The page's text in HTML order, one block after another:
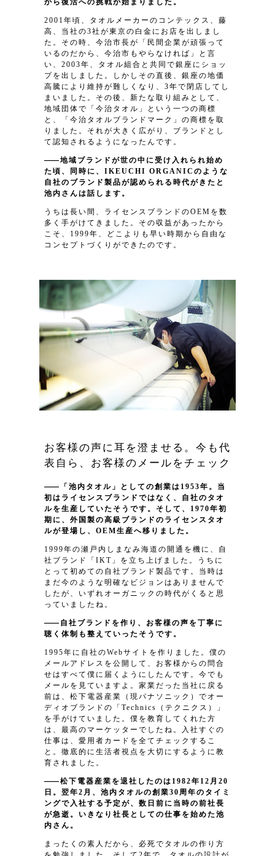
から復活への挑戦が始まりました。
2001年頃、タオルメーカーのコンテックス、藤
高、当社の3社が東京の白金にお店を出しまし
た。その時、今治市長が「民間企業が頑張って
いるのだから、今治市もやらなければ」と言
い、2003年、タオル組合と共同で銀座にショッ
プを出しました。しかしその直後、銀座の地価
高騰により維持が難しくなり、3年で閉店してし
まいました。その後、新たな取り組みとして、
地域団体で「今治タオル」という一つの商標
と、「今治タオルブランドマーク」の商標を取
りました。それが大きく広がり、ブランドとし
て認知されるようになったんです。
地域ブランドが世の中に受け入れられ始め
た頃、同時に、IKEUCHI ORGANICのような
自社のブランド製品が認められる時代がきたと
池内さんは話します。
うちは長い間、ライセンスブランドのOEMを数
多く手がけてきました。その収益があったから
こそ、1999年、どこよりも早い時期から自由な
コンセプトづくりができたのです。
お客様の声に耳を澄ませる。今も代
表自ら、お客様のメールをチェック
「池内タオル」としての創業は1953年。当
初はライセンスブランドではなく、自社のタオ
ルを生産していたそうです。そして、1970年初
期に、外国製の高級ブランドのライセンスタオ
ルが登場し、OEM生産へ移りました。
1999年の瀬戸内しまなみ海道の開通を機に、自
社ブランド「IKT」を立ち上げました。うちに
とって初めての自社ブランド製品です。当時は
まだ今のような明確なビジョンはありませんで
したが、いずれオーガニックの時代がくると思
っていましたね。
自社ブランドを作り、お客様の声を丁寧に
聴く体制も整えていったそうです。
1995年に自社のWebサイトを作りました。僕の
メールアドレスを公開して、お客様からの問合
せはすべて僕に届くようにしたんです。今でも
メールを見ていますよ。家業だった当社に戻る
前は、松下電器産業（現パナソニック）でオー
ディオブランドの「Technics（テクニクス）」
を手がけていました。僕を教育してくれた方
は、最高のマーケッターでしたね。入社すぐの
仕事は、愛用者カードを全てチェックするこ
と。徹底的に生活者視点を大切にするように教
育されました。
松下電器産業を退社したのは1982年12月20
日。翌年2月、池内タオルの創業30周年のタイミ
ングで入社する予定が、数日前に当時の前社長
が急逝。いきなり社長としての仕事を始めた池
内さん。
まったくの素人だから、必死でタオルの作り方